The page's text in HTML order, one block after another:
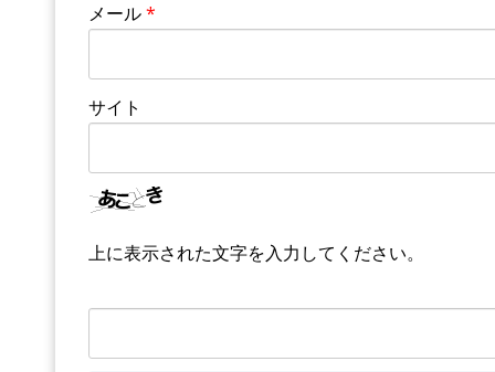
メール*
サイト
上に表示された文字を入力してください。